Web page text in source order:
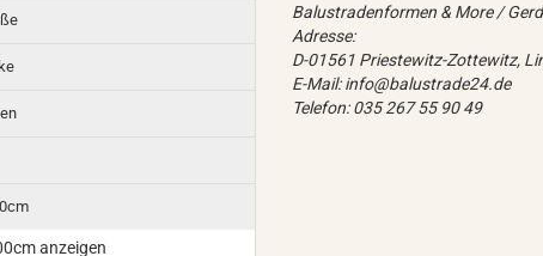
Balustradenformen & More /
Adresse:
D-01561 Priestewitz-Zottewitz,
E-Mail: info@balustrade24.de
Telefon: 035 267 55 90 49
anzeigen